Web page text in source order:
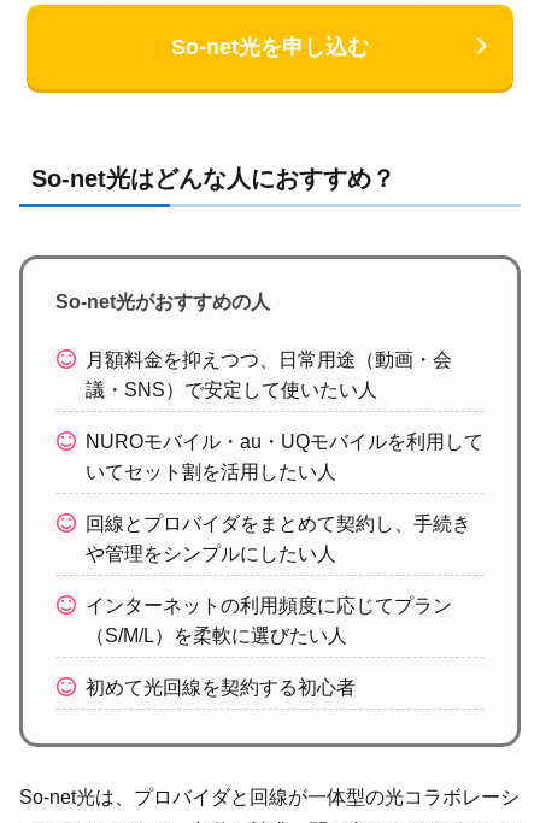
So-net光を申し込む
So-net光はどんな人におすすめ？
So-net光がおすすめの人
月額料金を抑えつつ、日常用途（動画・会
議・SNS）で安定して使いたい人
NUROモバイル・au・UQモバイルを利用して
いてセット割を活用したい人
回線とプロバイダをまとめて契約し、手続き
や管理をシンプルにしたい人
インターネットの利用頻度に応じてプラン
（S/M/L）を柔軟に選びたい人
初めて光回線を契約する初心者
So-net光は、プロバイダと回線が一体型の光コラボレーシ